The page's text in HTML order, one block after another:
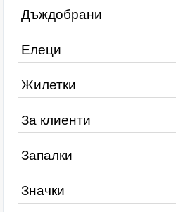
Дъждобрани
Елеци
Жилетки
За клиенти
Запалки
Значки